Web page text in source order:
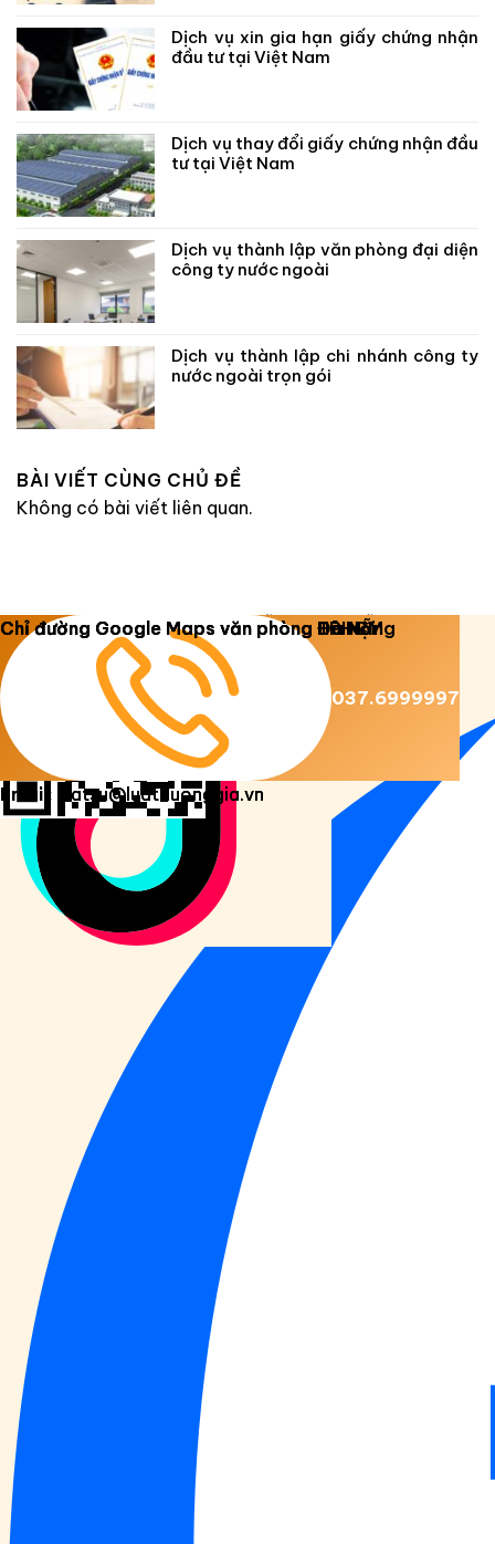
Dịch vụ xin gia hạn giấy chứng nhận
đầu tư tại Việt Nam
Dịch vụ thay đổi giấy chứng nhận đầu
tư tại Việt Nam
Dịch vụ thành lập văn phòng đại diện
công ty nước ngoài
Dịch vụ thành lập chi nhánh công ty
nước ngoài trọn gói
BÀI VIẾT CÙNG CHỦ ĐỀ
Không có bài viết liên quan.
Copyright 2026 © Luật Dương Gia